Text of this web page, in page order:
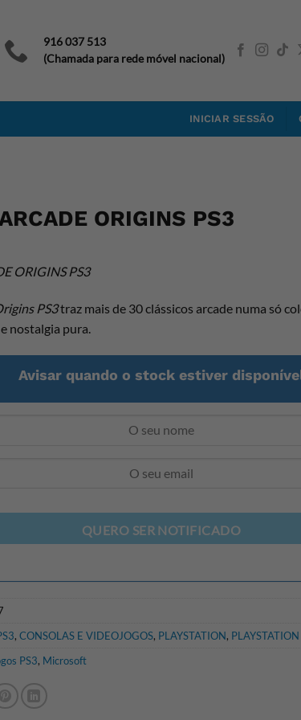
916 037 513
(Chamada para rede móvel nacional)
INICIAR SESSÃO
ORIGINS PS3
ORIGINS PS3
PS3traz mais de 30 clássicos arcade numa só
nostalgia pura.
Avisar quando o stock estiver
QUERO SER NOTIFICADO
, CONSOLAS E VIDEOJOGOS, PLAYSTATION,
PS3, Microsoft